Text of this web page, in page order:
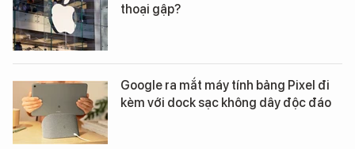
thoại gập?
Google ra mắt máy tính bảng Pixel đi
kèm với dock sạc không dây độc đáo